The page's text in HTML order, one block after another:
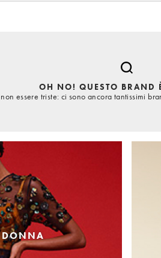
OH NO! QUESTO BRAND
essere triste: ci sono ancora tantissimi
DONNA